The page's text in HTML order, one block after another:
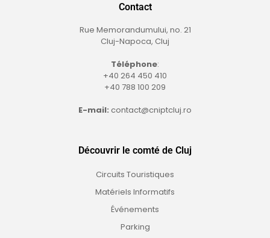
Contact
Rue Memorandumului, no. 21
Cluj-Napoca, Cluj
Téléphone:
+40 264 450 410
+40 788 100 209
E-mail: contact@cniptcluj.ro
Découvrir le comté de Cluj
Circuits Touristiques
Matériels Informatifs
Événements
Parking